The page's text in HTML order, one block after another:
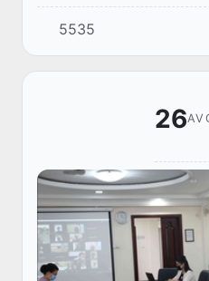
faoliyatiga doir “Lugʻat
muassasalarida
tushuncha va atamala...
5535
26